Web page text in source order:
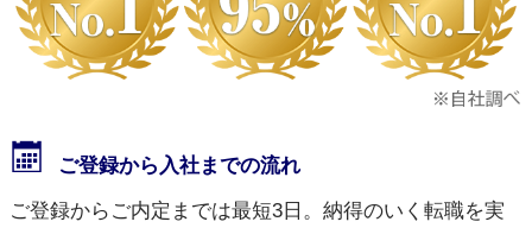
ご登録から入社までの流れ
ご登録からご内定までは最短3日。納得のいく転職を実